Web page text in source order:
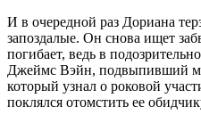
И в очередной раз Дориана
запоздалые. Он снова ищет
погибает, ведь в
Джеймс Вэйн, подвыпивший
который узнал о роковой
поклялся отомстить ее